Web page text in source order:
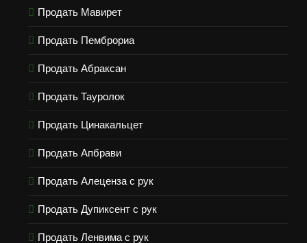
Продать Мавирет
Продать Пемброриа
Продать Абраксан
Продать Тауролок
Продать Цинакальцет
Продать Апбрави
Продать Алеценза с рук
Продать Дупиксент с рук
Продать Ленвима с рук